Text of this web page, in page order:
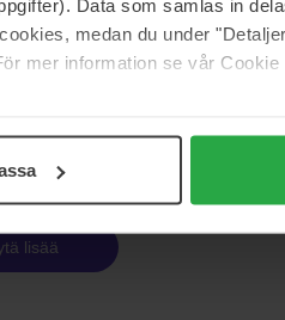
Data som samlas in
medan du under
mer information se vår
17 €
Normaali hinta 18 €
lisää